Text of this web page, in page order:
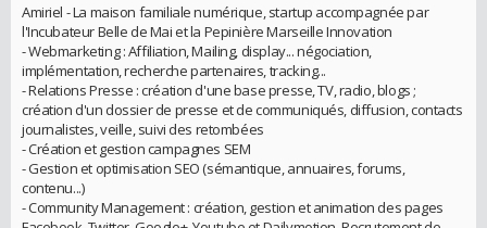
Amiriel - La maison familiale numérique, startup accompagnée par
l'Incubateur Belle de Mai et la Pepinière Marseille Innovation
- Webmarketing : Affiliation, Mailing, display... négociation,
implémentation, recherche partenaires, tracking...
- Relations Presse : création d'une base presse, TV, radio, blogs ;
création d'un dossier de presse et de communiqués, diffusion, contacts
journalistes, veille, suivi des retombées
- Création et gestion campagnes SEM
- Gestion et optimisation SEO (sémantique, annuaires, forums,
contenu...)
- Community Management : création, gestion et animation des pages